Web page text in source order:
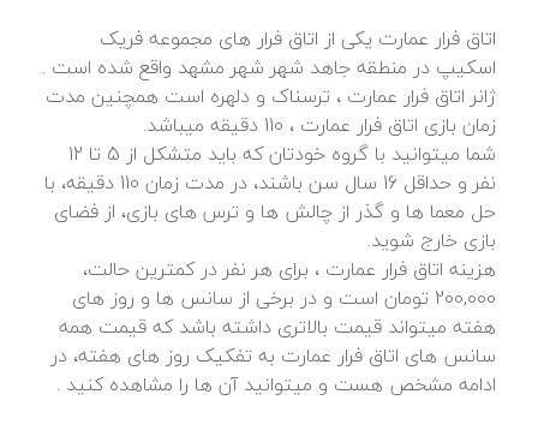
اتاق فرار عمارت یکی از اتاق فرار های مجموعه فریک
اسکیپ در منطقه جاهد شهر شهر مشهد واقع شده است .
ژانر اتاق فرار عمارت ، ترسناک و دلهره است همچنین مدت
زمان بازی اتاق فرار عمارت ، 110 دقیقه میباشد.
شما میتوانید با گروه خودتان که باید متشکل از 5 تا 12
نفر و حداقل 16 سال سن باشند، در مدت زمان 110 دقیقه، با
حل معما ها و گذر از چالش ها و ترس های بازی، از فضای
بازی خارج شوید.
هزینه اتاق فرار عمارت ، برای هر نفر در کمترین حالت،
200,000 تومان است و در برخی از سانس ها و روز های
هفته میتواند قیمت بالاتری داشته باشد که قیمت همه
سانس های اتاق فرار عمارت به تفکیک روز های هفته، در
ادامه مشخص هست و میتوانید آن ها را مشاهده کنید .